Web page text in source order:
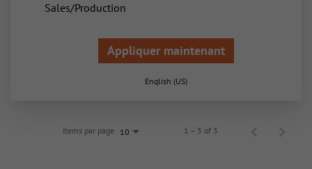
Sales/Production
Appliquer maintenant
English (US)
Items par page 10 1 – 3 of 3